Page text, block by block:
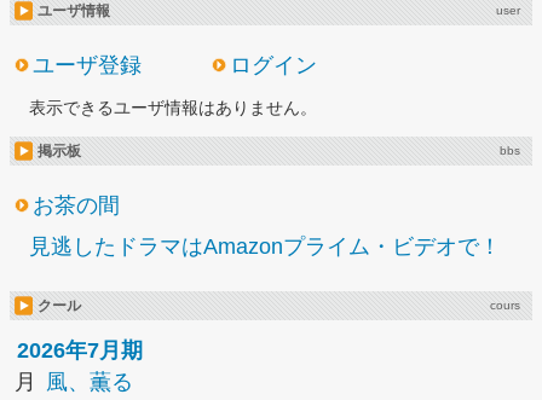
ユーザ情報 user
ユーザ登録 ログイン
表示できるユーザ情報はありません。
掲示板 bbs
お茶の間
見逃したドラマはAmazonプライム・ビデオで！
クール cours
2026年7月期
月
風、薫る